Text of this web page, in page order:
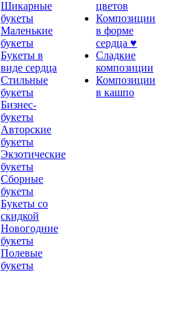
Шикарные
букеты
Маленькие
букеты
Букеты в
виде сердца
Стильные
букеты
Бизнес-
букеты
Авторские
букеты
Экзотические
букеты
Сборные
букеты
Букеты со
скидкой
Новогодние
букеты
Полевые
букеты
цветов
Композиции
в форме
сердца ♥
Сладкие
композиции
Композиции
в кашпо